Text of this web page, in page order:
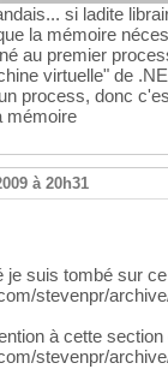
si ladite
la mémoire
au premier
virtuelle" de
process, donc
mémoire
à 20h31
je suis tombé sur
stevenpr/
à cette section
stevenpr/